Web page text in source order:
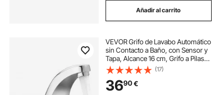
Añadir al carrito
VEVOR Grifo de Lavabo Automático
sin Contacto a Baño, con Sensor y
Tapa, Alcance 16 cm, Grifo a Pilas
para Inodoro y Lavabo, Diseño
Delfín, Aleación de Zinc, Cromado
Plateado, 160 x 45 x 125 mm
(17)
3690€